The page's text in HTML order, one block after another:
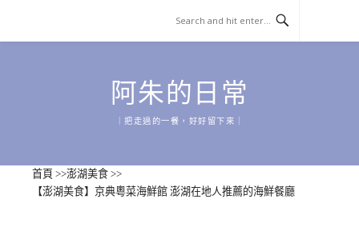
content
阿朱的日常
｜把走過的一餐，好好留下來｜
首頁 >>澎湖美食 >>
【澎湖美食】京典粵菜海鮮館 澎湖在地人推薦的海鮮餐廳